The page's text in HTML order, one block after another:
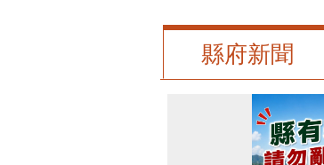
縣府新聞